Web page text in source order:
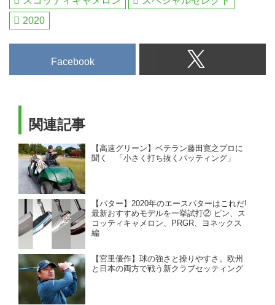
2020
Facebook
関連記事
【高速グリーン】ベテラン藤田寛之プロに
聞く 「小さく打ち抜くパッティング」
【パター】2020年のエースパターはこれだ!
最新おすすめモデルを一挙試打② ピン、ス
コッティキャメロン、PRGR、ヨネックス
編
【宮里優作】球の強さと操りやすさ。欧州
と日本の両方で戦う新クラブセッティング